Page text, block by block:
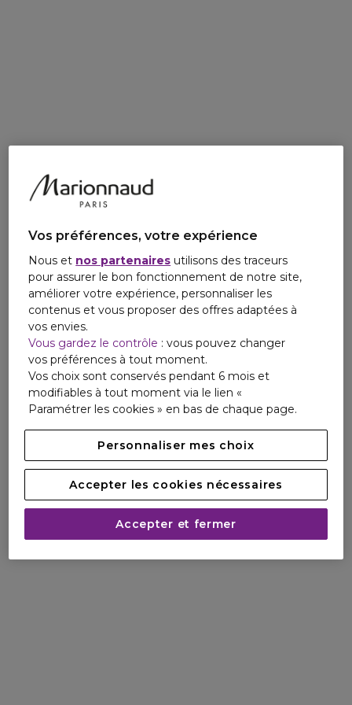
Vos préférences, votre expérience
Nous et nos partenaires utilisons des traceurs
pour assurer le bon fonctionnement de notre site,
améliorer votre expérience, personnaliser les
contenus et vous proposer des offres adaptées à
vos envies.
Vous gardez le contrôle : vous pouvez changer
vos préférences à tout moment.
Vos choix sont conservés pendant 6 mois et
modifiables à tout moment via le lien «
Paramétrer les cookies » en bas de chaque page.
Personnaliser mes choix
Accepter les cookies nécessaires
Accepter et fermer